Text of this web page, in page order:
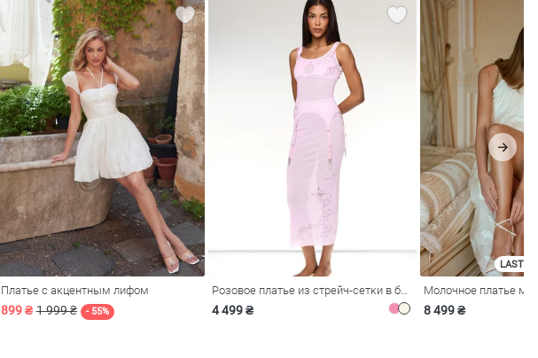
Платье с акцентным лифом
899 ₴ 1 999 ₴ - 55% 4 499 ₴
LAST
8 499 ₴